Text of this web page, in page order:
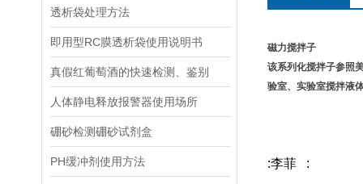
透析袋处理方法
即用型RC膜透析袋使用说明书
真假红葡萄酒的快速检测、鉴别
人体静电释放报警器使用场所
硼砂检测硼砂试剂盒
PH缓冲剂使用方法
磁力搅拌子
该系列化搅拌子参照
验室、实验室搅拌液
:李菲 :